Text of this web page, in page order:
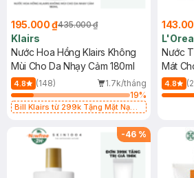
195.000 ₫435.000 ₫
Klairs
Nước Hoa Hồng Klairs Không
Mùi Cho Da Nhạy Cảm 180ml
4.8 (148)
1.7k/tháng
19%
Bill Klairs từ 299k Tặng Mặt Nạ
25ml (SL Có Hạn)
Nước
Mát
400ml
4.8
-46 %